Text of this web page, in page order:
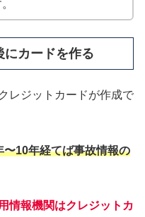
にカードを作る
レジットカードが作成で
〜10年経てば事故情報の
情報機関はクレジットカ